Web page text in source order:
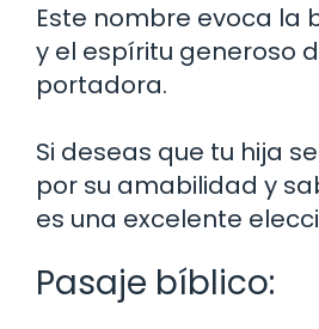
Este nombre evoca la
y el espíritu generoso
portadora.
Si deseas que tu hija
por su amabilidad y
es una excelente
Pasaje bíblico: